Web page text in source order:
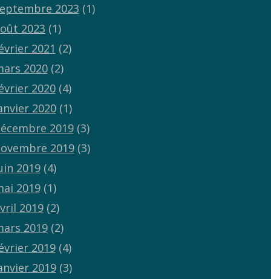
2023 (1)
2023 (1)
2021 (2)
2020(2)
2020(4)
2020(1)
2019(3)
2019(3)
2019(4)
2019(1)
2019(2)
2019(2)
2019(4)
2019(3)